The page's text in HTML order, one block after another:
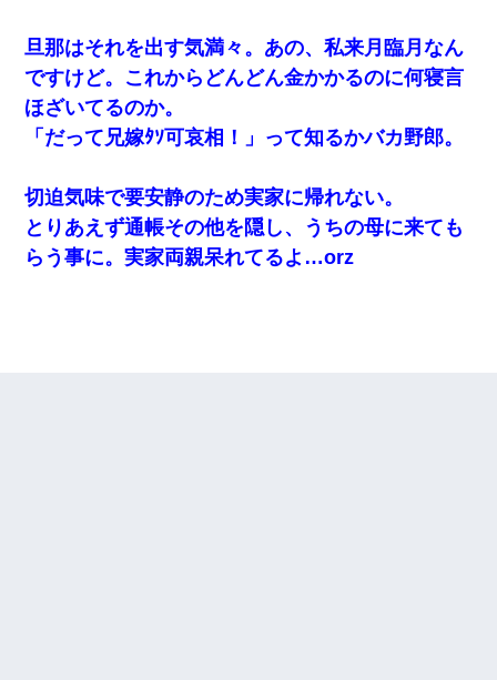
旦那はそれを出す気満々。あの、私来月臨月なん
ですけど。これからどんどん金かかるのに何寝言
ほざいてるのか。
「だって兄嫁ﾀｿ可哀相！」って知るかバカ野郎。
切迫気味で要安静のため実家に帰れない。
とりあえず通帳その他を隠し、うちの母に来ても
らう事に。実家両親呆れてるよ…orz